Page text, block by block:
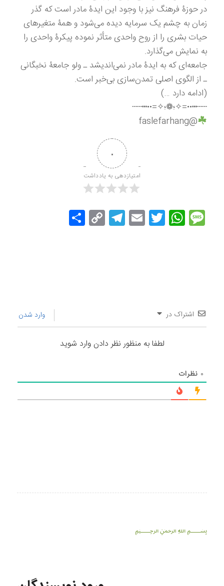
در حوزۀ فرهنگ نیز با وجود این ایدۀ مادر است که گذر
زمان به چشم یک سرمایه دیده می‌شود و همۀ متغیرهای
حیات بشری را از روح واحدی متأثر نموده پیکرۀ واحدی را
به نمایش می‌گذارد.
جامعه‌ای که به ایدۀ مادر نمی‌اندیشد ـ ولو جامعۀ نخبگانی
ـ از الگوی اصلی تمدن‌سازی بی‌خبر است.
(ادامه دارد …)
┄┄┅••=✧؛❁؛✧=••┅┄┄
@faslefarhang
۰
امتیازدهی به یادداشت
Message
WhatsApp
Twitter
Email
Telegram
Copy
Link
اشتراک
گذاری
اشتراک در وارد شدن
لطفا به منظور نظر دادن وارد شوید
۰ نظرات
﷽